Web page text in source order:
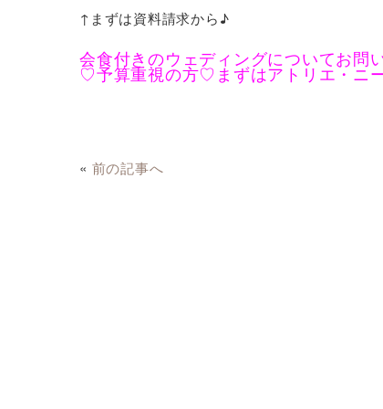
↑まずは資料請求から♪
会食付きのウェディングについてお問
♡予算重視の方♡まずはアトリエ・ニ
« 前の記事へ